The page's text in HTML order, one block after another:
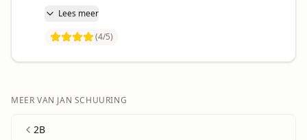
Lees meer
(4/5)
MEER VAN JAN SCHUURING
2B